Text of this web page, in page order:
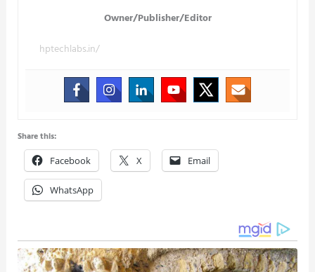
Owner/Publisher/Editor
hptechlabs.in/
Share this:
Facebook X Email
WhatsApp